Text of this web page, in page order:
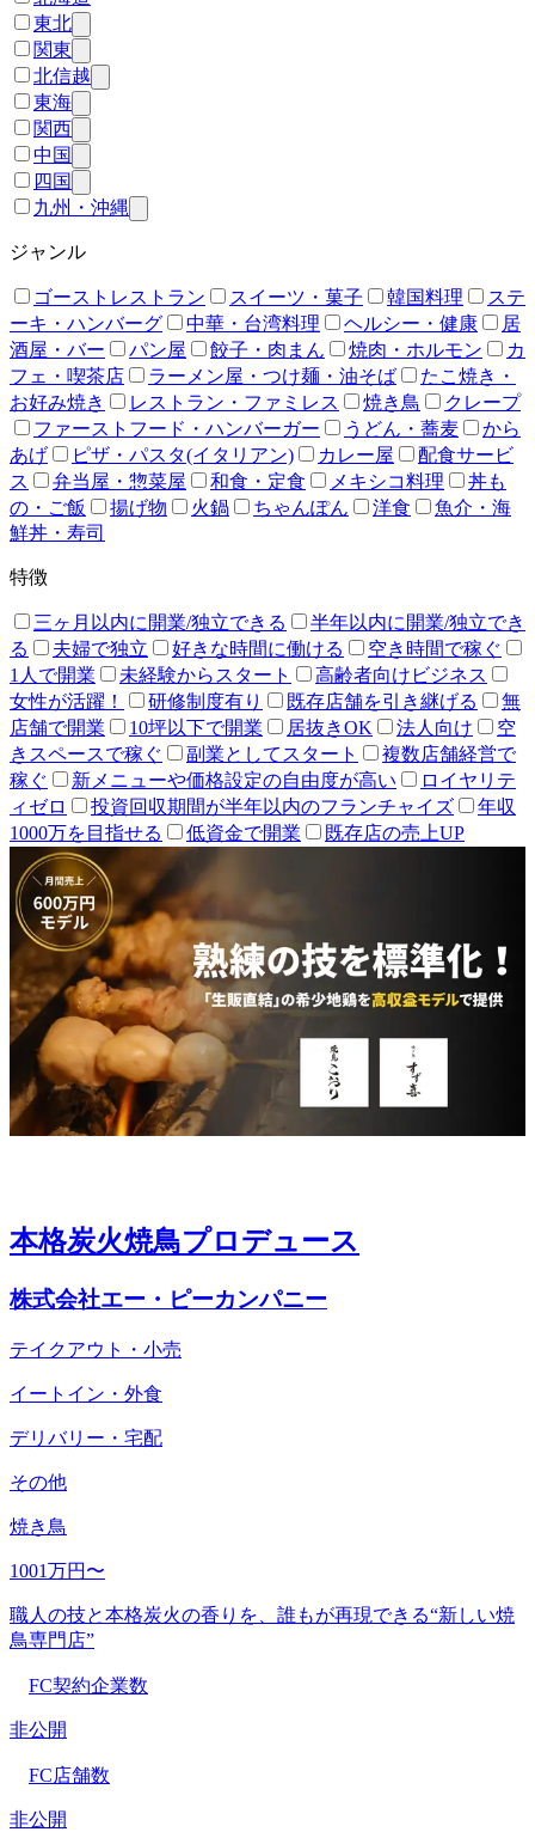
東北
関東
北信越
東海
関西
中国
四国
九州・沖縄
ジャンル
ゴーストレストラン スイーツ・菓子 韓国料理
ステ
ーキ・ハンバーグ
中華・台湾料理 ヘルシー・健康
居
酒屋・バー
パン屋 餃子・肉まん 焼肉・ホルモン
カ
フェ・喫茶店
ラーメン屋・つけ麺・油そば
たこ焼き・
お好み焼き
レストラン・ファミレス 焼き鳥
クレープ
ファーストフード・ハンバーガー
うどん・蕎麦
から
あげ
ピザ・パスタ(イタリアン) カレー屋
配食サービ
ス
弁当屋・惣菜屋 和食・定食 メキシコ料理
丼も
の・ご飯
揚げ物 火鍋 ちゃんぽん 洋食
魚介・海
鮮丼・寿司
特徴
三ヶ月以内に開業/独立できる
半年以内に開業/独立でき
る
夫婦で独立 好きな時間に働ける
空き時間で稼ぐ
1人で開業
未経験からスタート
高齢者向けビジネス
女性が活躍！
研修制度有り 既存店舗を引き継げる
無
店舗で開業
10坪以下で開業 居抜きOK 法人向け
空
きスペースで稼ぐ
副業としてスタート
複数店舗経営で
稼ぐ
新メニューや価格設定の自由度が高い
ロイヤリテ
ィゼロ
投資回収期間が半年以内のフランチャイズ
年収
1000万を目指せる
低資金で開業 既存店の売上UP
本格炭火焼鳥プロデュース
株式会社エー・ピーカンパニー
テイクアウト・小売
イートイン・外食
デリバリー・宅配
その他
焼き鳥
1001万円〜
職人の技と本格炭火の香りを、誰もが再現できる“新しい焼
鳥専門店”
FC契約企業数
非公開
FC店舗数
非公開